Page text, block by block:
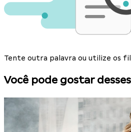
Tente outra palavra ou utilize os
Você pode gostar